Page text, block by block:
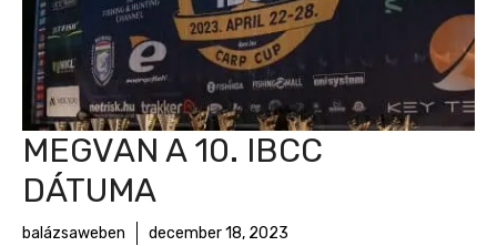
MEGVAN A 10. IBCC
DÁTUMA
balázsaweben december 18, 2023